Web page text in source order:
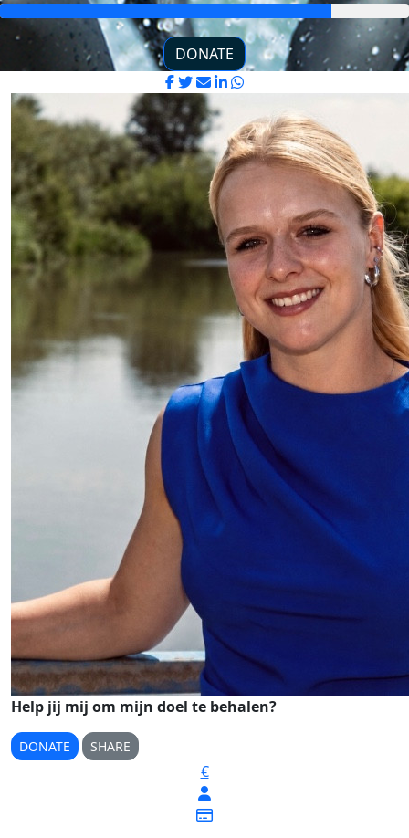
DONATE
Help jij mij om mijn doel te behalen?
DONATE SHARE
€